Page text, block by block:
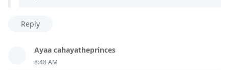
Reply
Ayaa cahayatheprinces
8:48 AM